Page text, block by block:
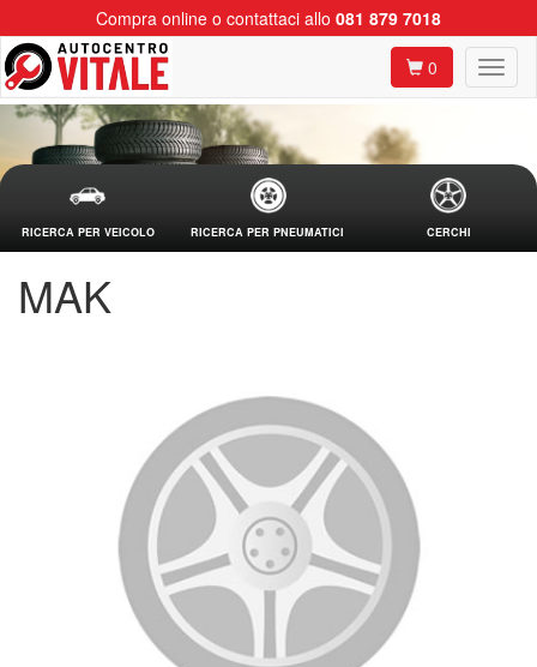
Compra online o contattaci allo 081 879 7018
0
RICERCA PER VEICOLO RICERCA PER PNEUMATICI CERCHI
MAK